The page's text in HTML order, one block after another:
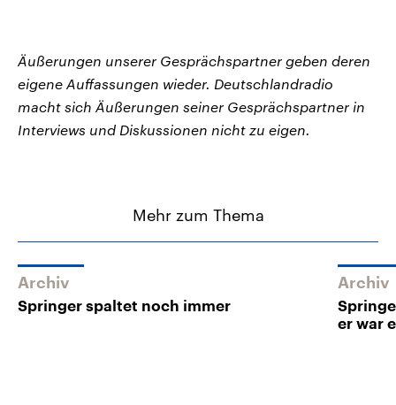
Äußerungen unserer Gesprächspartner geben deren
eigene Auffassungen wieder. Deutschlandradio
macht sich Äußerungen seiner Gesprächspartner in
Interviews und Diskussionen nicht zu eigen.
Mehr zum Thema
Archiv
Springer spaltet noch immer
Archiv
er war